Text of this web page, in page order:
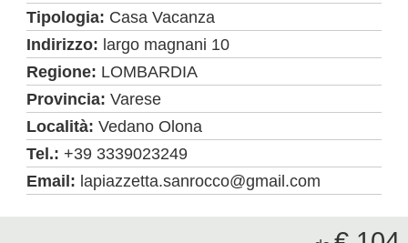
Tipologia: Casa Vacanza
Indirizzo: largo magnani 10
Regione: LOMBARDIA
Provincia:Varese
Località:Vedano Olona
Tel.:+39 3339023249
Email: lapiazzetta.sanrocco@gmail.com